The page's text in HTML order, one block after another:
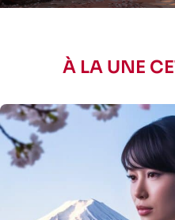
À LA UNE